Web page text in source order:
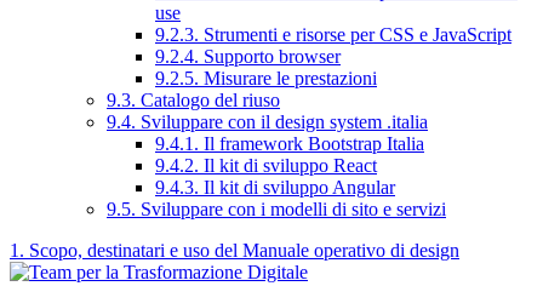
use
9.2.3. Strumenti e risorse per CSS e JavaScript
9.2.4. Supporto browser
9.2.5. Misurare le prestazioni
9.3. Catalogo del riuso
9.4. Sviluppare con il design system .italia
9.4.1. Il framework Bootstrap Italia
9.4.2. Il kit di sviluppo React
9.4.3. Il kit di sviluppo Angular
9.5. Sviluppare con i modelli di sito e servizi
1. Scopo, destinatari e uso del Manuale operativo di design